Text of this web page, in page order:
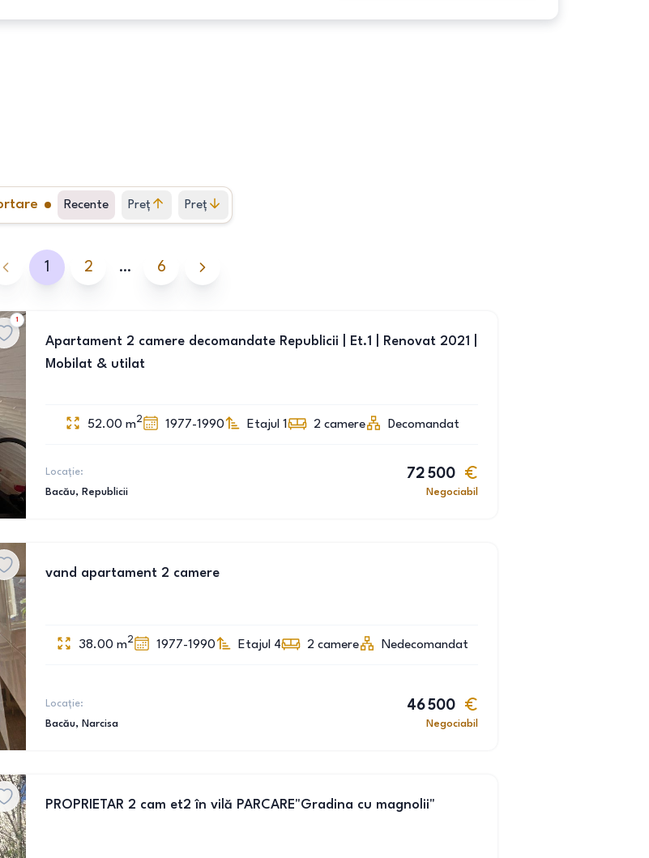
Recente Preț
crescător
Preț
descrescător
1 2 … 6
1
Apartament 2 camere decomandate Republicii | Et.1 | Renovat 2021 |
Mobilat & utilat
52.00 m2 1977-1990 Etajul 1 2 camere Decomandat
Locație:
Bacău, Republicii
72 500
Negociabil
vand apartament 2 camere
38.00 m2 1977-1990 Etajul 4 2 camere Nedecomandat
Locație:
Bacău, Narcisa
46 500
Negociabil
PROPRIETAR 2 cam et2 în vilă PARCARE"Gradina cu magnolii"